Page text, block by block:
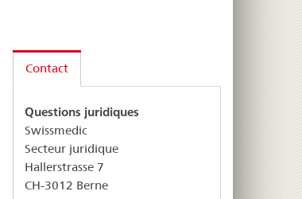
Contact
Questions juridiques
Swissmedic
Secteur juridique
Hallerstrasse 7
CH-3012 Berne